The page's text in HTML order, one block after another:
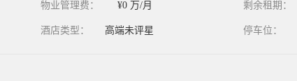
物业管理费： ¥0 万/月 剩余租期：
酒店类型： 高端未评星 停车位：